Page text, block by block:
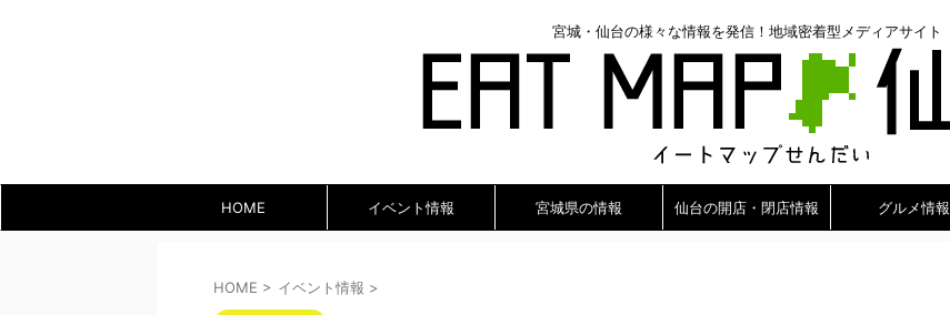
宮城・仙台の様々な情報を発信！地域密着型メディアサイト
HOME イベント情報 宮城県の情報 仙台の開店・閉店情報 グルメ情報
HOME > イベント情報 >